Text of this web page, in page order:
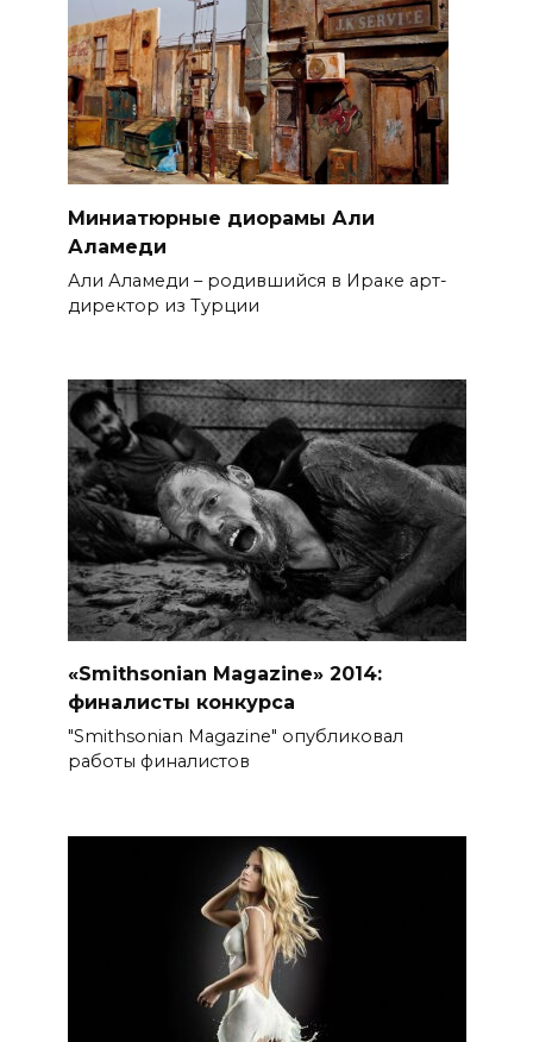
Миниатюрные диорамы Али
Аламеди
Али Аламеди – родившийся в Ираке арт-
директор из Турции
«Smithsonian Magazine» 2014:
финалисты конкурса
"Smithsonian Magazine" опубликовал
работы финалистов